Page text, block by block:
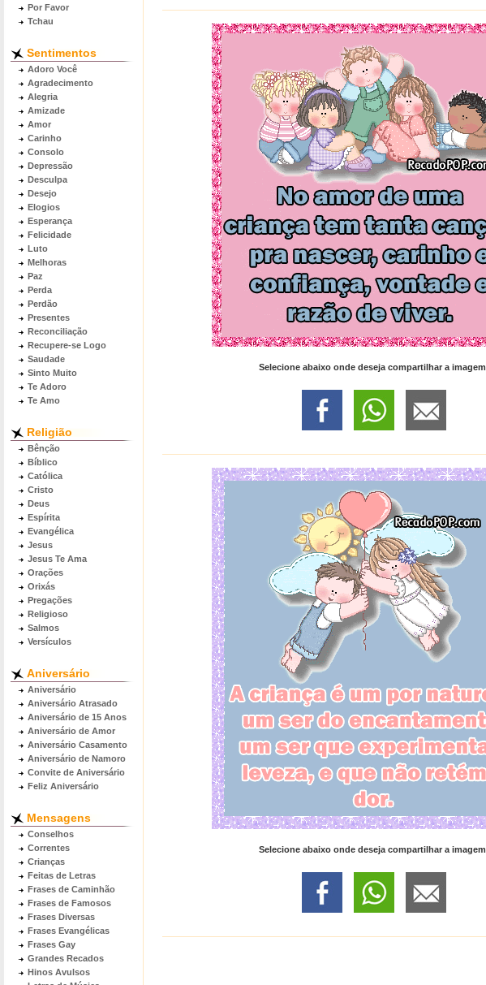
Por Favor
Tchau
Sentimentos
Adoro Você
Agradecimento
Alegria
Amizade
Amor
Carinho
Consolo
Depressão
Desculpa
Desejo
Elogios
Esperança
Felicidade
Luto
Melhoras
Paz
Perda
Perdão
Presentes
Reconciliação
Recupere-se Logo
Saudade
Sinto Muito
Te Adoro
Te Amo
Religião
Bênção
Bíblico
Católica
Cristo
Deus
Espírita
Evangélica
Jesus
Jesus Te Ama
Orações
Orixás
Pregações
Religioso
Salmos
Versículos
Aniversário
Aniversário
Aniversário Atrasado
Aniversário de 15 Anos
Aniversário de Amor
Aniversário Casamento
Aniversário de Namoro
Convite de Aniversário
Feliz Aniversário
Mensagens
Conselhos
Correntes
Crianças
Feitas de Letras
Frases de Caminhão
Frases de Famosos
Frases Diversas
Frases Evangélicas
Frases Gay
Grandes Recados
Hinos Avulsos
Selecione abaixo onde deseja compartilhar a
Selecione abaixo onde deseja compartilhar a